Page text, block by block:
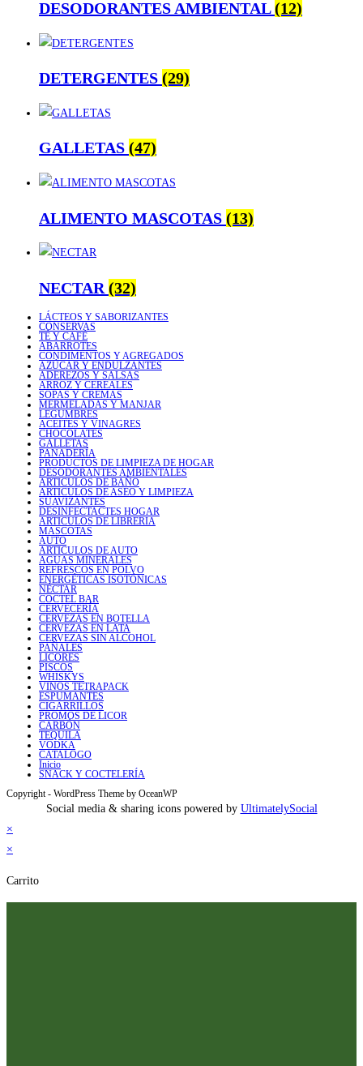
DESODORANTES AMBIENTAL(12)
DETERGENTES (29)
GALLETAS (47)
ALIMENTO MASCOTAS (13)
NECTAR (32)
LÁCTEOS Y SABORIZANTES
CONSERVAS
TÉ Y CAFÉ
ABARROTES
CONDIMENTOS Y AGREGADOS
AZÚCAR Y ENDULZANTES
ADEREZOS Y SALSAS
ARROZ Y CEREALES
SOPAS Y CREMAS
MERMELADAS Y MANJAR
LEGUMBRES
ACEITES Y VINAGRES
CHOCOLATES
GALLETAS
PANADERÍA
PRODUCTOS DE LIMPIEZA DE HOGAR
DESODORANTES AMBIENTALES
ARTICULOS DE BAÑO
ARTICULOS DE ASEO Y LIMPIEZA
SUAVIZANTES
DESINFECTACTES HOGAR
ARTICULOS DE LIBRERIA
MASCOTAS
AUTO
ARTICULOS DE AUTO
AGUAS MINERALES
REFRESCOS EN POLVO
ENERGÉTICAS ISOTÓNICAS
NÉCTAR
COCTEL BAR
CERVECERÍA
CERVEZAS EN BOTELLA
CERVEZAS EN LATA
CERVEZAS SIN ALCOHOL
PAÑALES
LICORES
PISCOS
WHISKYS
VINOS TETRAPACK
ESPUMANTES
CIGARRILLOS
PROMOS DE LICOR
CARBÓN
TEQUILA
VODKA
CATALOGO
Inicio
SNACK Y COCTELERÍA
Copyright - WordPress Theme by OceanWP
Social media & sharing icons powered by UltimatelySocial
×
×
Carrito